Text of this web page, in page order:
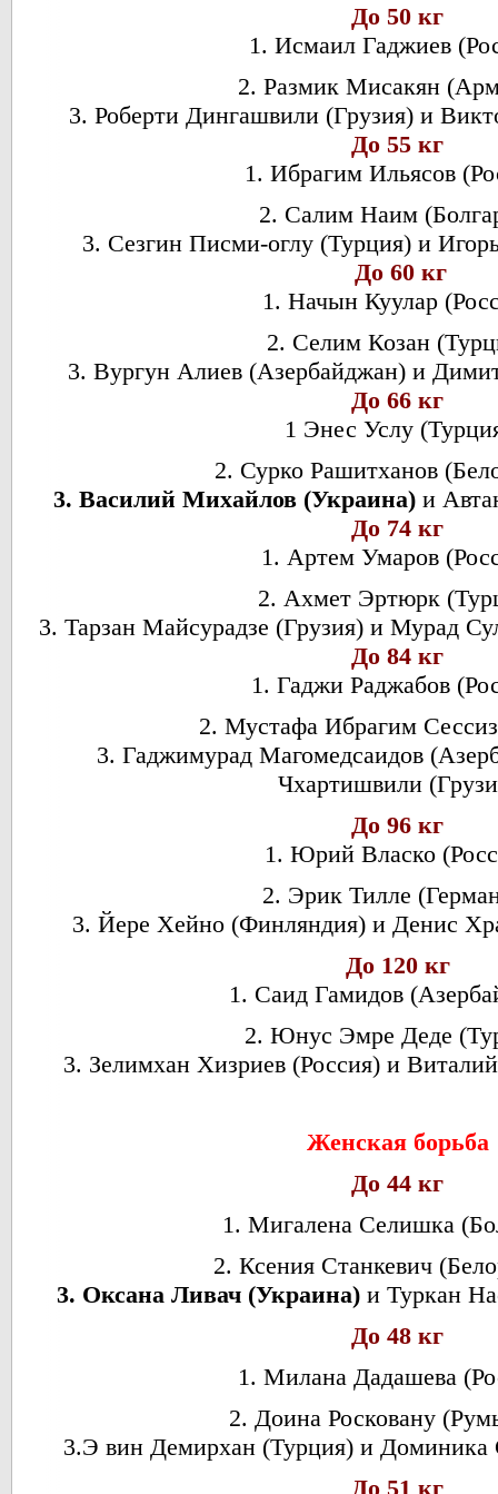
До 50 кг
1. Исмаил Гаджиев
2. Размик Мисакян
3. Роберти Дингашвили (Грузия) и
До 55 кг
1. Ибрагим Ильясов
2. Салим Наим
3. Сезгин Писми-оглу (Турция) и
До 60 кг
1. Начын Куулар
2. Селим Козан
3. Вургун Алиев (Азербайджан) и
До 66 кг
1 Энес Услу
2. Сурко Рашитханов
3. Василий Михайлов (Украина) и
До 74 кг
1. Артем Умаров
2. Ахмет Эртюрк
3. Тарзан Майсурадзе (Грузия) и Мурад
До 84 кг
1. Гаджи Раджабов
2. Мустафа Ибрагим
3. Гаджимурад Магомедсаидов
Чхартишвили
До 96 кг
1. Юрий Власко
2. Эрик Тилле
3. Йере Хейно (Финляндия) и Денис
До 120 кг
1. Саид Гамидов
2. Юнус Эмре Деде
3. Зелимхан Хизриев (Россия) и
Женская борьба
До 44 кг
1. Мигалена Селишка
2. Ксения Станкевич
3. Оксана Ливач (Украина) и Туркан
До 48 кг
1. Милана Дадашева
2. Доина Росковану
3.Э вин Демирхан (Турция) и Доминика
До 51 кг